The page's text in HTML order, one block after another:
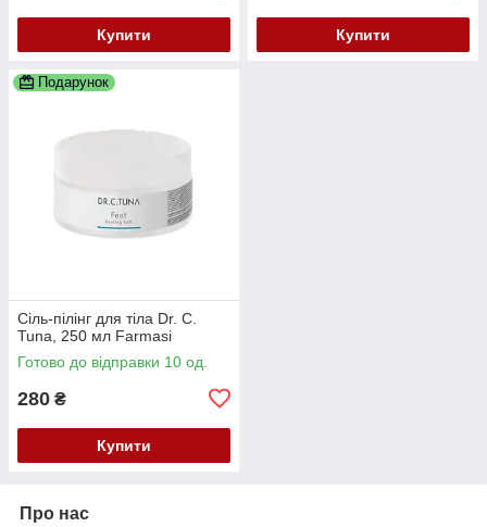
Купити Купити
Подарунок
Сіль-пілінг для тіла Dr. C.
Tuna, 250 мл Farmasi
Готово до відправки 10 од.
280 ₴
Купити
Про нас